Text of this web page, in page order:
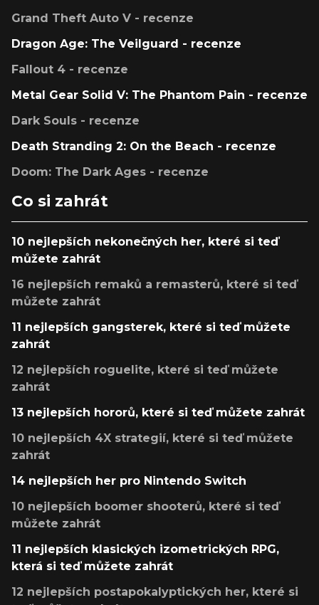
Grand Theft Auto V - recenze
Dragon Age: The Veilguard - recenze
Fallout 4 - recenze
Metal Gear Solid V: The Phantom Pain - recenze
Dark Souls - recenze
Death Stranding 2: On the Beach - recenze
Doom: The Dark Ages - recenze
Co si zahrát
10 nejlepších nekonečných her, které si teď
můžete zahrát
16 nejlepších remaků a remasterů, které si teď
můžete zahrát
11 nejlepších gangsterek, které si teď můžete
zahrát
12 nejlepších roguelite, které si teď můžete
zahrát
13 nejlepších hororů, které si teď můžete zahrát
10 nejlepších 4X strategií, které si teď můžete
zahrát
14 nejlepších her pro Nintendo Switch
10 nejlepších boomer shooterů, které si teď
můžete zahrát
11 nejlepších klasických izometrických RPG,
která si teď můžete zahrát
12 nejlepších postapokalyptických her, které si